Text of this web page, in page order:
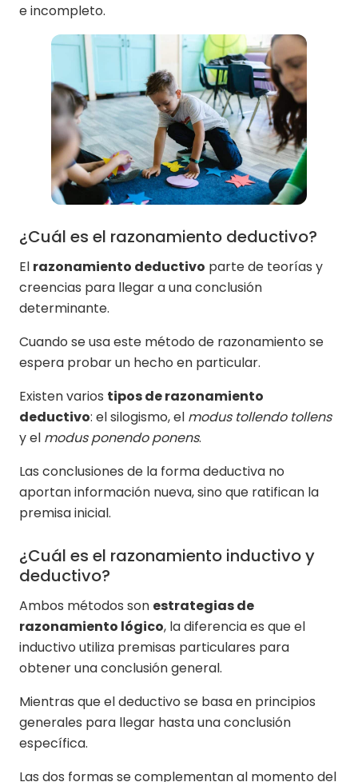
e incompleto.
¿Cuál es el razonamiento deductivo?
El razonamiento deductivo parte de teorías y
creencias para llegar a una conclusión
determinante.
Cuando se usa este método de razonamiento se
espera probar un hecho en particular.
Existen varios tipos de razonamiento
deductivo: el silogismo, el modus tollendo tollens
y el modus ponendo ponens.
Las conclusiones de la forma deductiva no
aportan información nueva, sino que ratifican la
premisa inicial.
¿Cuál es el razonamiento inductivo y
deductivo?
Ambos métodos son estrategias de
razonamiento lógico, la diferencia es que el
inductivo utiliza premisas particulares para
obtener una conclusión general.
Mientras que el deductivo se basa en principios
generales para llegar hasta una conclusión
específica.
Las dos formas se complementan al momento del